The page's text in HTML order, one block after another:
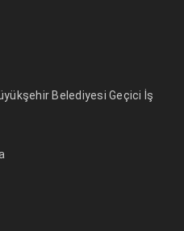
Belediyesi Geçici İş